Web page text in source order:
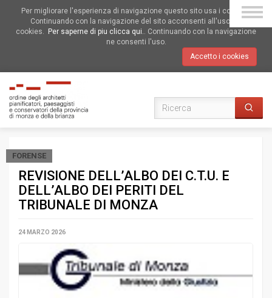
Per migliorare l'esperienza di navigazione questo sito usa i cookies.
Continuando con la navigazione del sito acconsenti all'uso dei
cookies.
Per saperne di piu clicca qui.. Continuando con la navigazione
ne consenti l'uso.
Accetto i cookies
FORENSE
REVISIONE DELL’ALBO DEI C.T.U. E
DELL’ALBO DEI PERITI DEL
TRIBUNALE DI MONZA
24 MARZO 2026